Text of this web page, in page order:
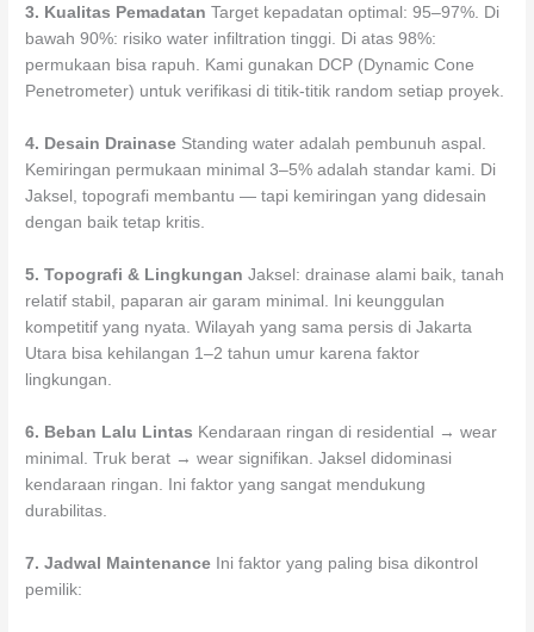
3. Kualitas Pemadatan Target kepadatan optimal: 95–97%. Di
bawah 90%: risiko water infiltration tinggi. Di atas 98%:
permukaan bisa rapuh. Kami gunakan DCP (Dynamic Cone
Penetrometer) untuk verifikasi di titik-titik random setiap proyek.
4. Desain Drainase Standing water adalah pembunuh aspal.
Kemiringan permukaan minimal 3–5% adalah standar kami. Di
Jaksel, topografi membantu — tapi kemiringan yang didesain
dengan baik tetap kritis.
5. Topografi & Lingkungan Jaksel: drainase alami baik, tanah
relatif stabil, paparan air garam minimal. Ini keunggulan
kompetitif yang nyata. Wilayah yang sama persis di Jakarta
Utara bisa kehilangan 1–2 tahun umur karena faktor
lingkungan.
6. Beban Lalu Lintas Kendaraan ringan di residential → wear
minimal. Truk berat → wear signifikan. Jaksel didominasi
kendaraan ringan. Ini faktor yang sangat mendukung
durabilitas.
7. Jadwal Maintenance Ini faktor yang paling bisa dikontrol
pemilik: